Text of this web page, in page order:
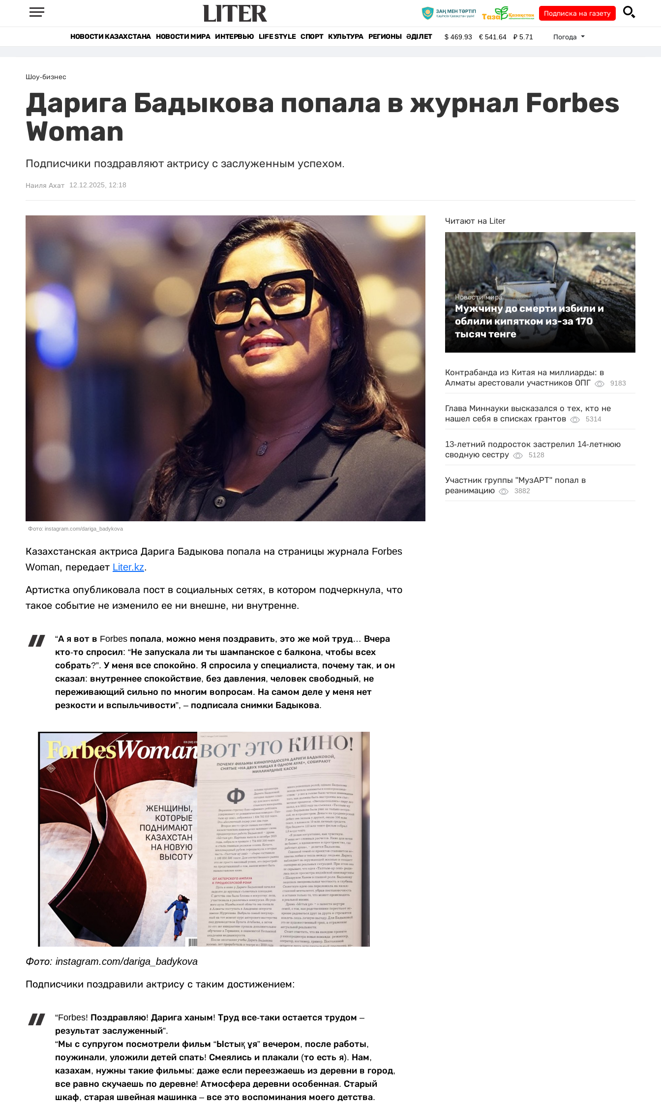
Подписка на газету
НОВОСТИ КАЗАХСТАНА НОВОСТИ МИРА ИНТЕРВЬЮ LIFE STYLE СПОРТ КУЛЬТУРА РЕГИОНЫ ӘДІЛЕТ $469.93 €541.64 ₽5.71 Погода
Шоу-бизнес
Дарига Бадыкова попала в журнал Forbes
Woman
Подписчики поздравляют актрису с заслуженным успехом.
Наиля Ахат 12.12.2025, 12:18
Фото: instagram.com/dariga_badykova
Казахстанская актриса Дарига Бадыкова попала на страницы журнала Forbes
Woman, передает Liter.kz.
Артистка опубликовала пост в социальных сетях, в котором подчеркнула, что
такое событие не изменило ее ни внешне, ни внутренне.
“А я вот в Forbes попала, можно меня поздравить, это же мой труд… Вчера
кто-то спросил: “Не запускала ли ты шампанское с балкона, чтобы всех
собрать?”. У меня все спокойно. Я спросила у специалиста, почему так, и он
сказал: внутреннее спокойствие, без давления, человек свободный, не
переживающий сильно по многим вопросам. На самом деле у меня нет
резкости и вспыльчивости”, – подписала снимки Бадыкова.
Фото: instagram.com/dariga_badykova
Подписчики поздравили актрису с таким достижением:
“Forbes! Поздравляю! Дарига ханым! Труд все-таки остается трудом –
результат заслуженный”.
“Мы с супругом посмотрели фильм “Ыстық ұя” вечером, после работы,
поужинали, уложили детей спать! Смеялись и плакали (то есть я). Нам,
казахам, нужны такие фильмы: даже если переезжаешь из деревни в город,
все равно скучаешь по деревне! Атмосфера деревни особенная. Старый
шкаф, старая швейная машинка – все это воспоминания моего детства.
Читают на Liter
Новости мира
Мужчину до смерти избили и
облили кипятком из-за 170
тысяч тенге
Контрабанда из Китая на миллиарды: в
Алматы арестовали участников ОПГ
9183
Глава Миннауки высказался о тех, кто не
нашел себя в списках грантов
5314
13-летний подросток застрелил 14-летнюю
сводную сестру
5128
Участник группы "МузАРТ" попал в
реанимацию
3882